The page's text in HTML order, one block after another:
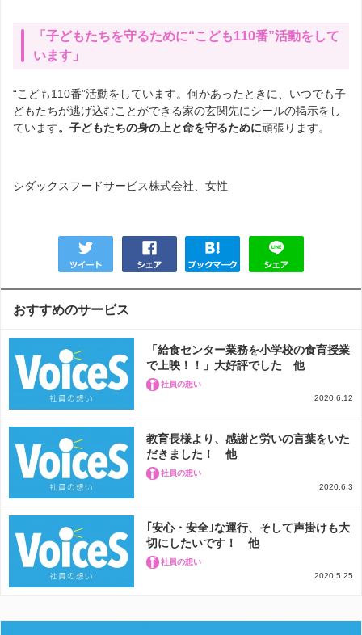
「子どもたちを守るために“こども110番”活動をして
います」
“こども110番”活動をしています。何かあったときに、いつでも子
どもたちが逃げ込むことができる家の玄関先にシールの掲示をし
ています。子どもたちの身の上と命を守るために頑張ります。
シダックスフードサービス株式会社、女性
おすすめのサービス
「給食センター業務を小学校の食育授業
で上映！！」大好評でした 他
社員の想い
2020.6.12
教育長様より、感謝と労いの言葉をいた
だきました！ 他
社員の想い
2020.6.3
｢安心・安全｣な運行、そして声掛けも大
切にしたいです！ 他
社員の想い
2020.5.25